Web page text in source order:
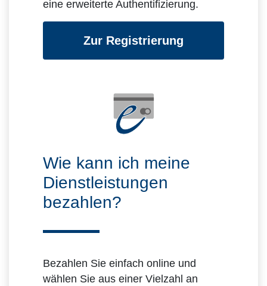
eine erweiterte Authentifizierung.
Zur Registrierung
Wie kann ich meine
Dienstleistungen
bezahlen?
Bezahlen Sie einfach online und
wählen Sie aus einer Vielzahl an